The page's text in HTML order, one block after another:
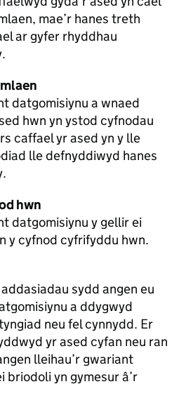
mae’r hanes treth
ar gyfer rhyddhau
datgomisiynu a wnaed
hwn yn ystod cyfnodau
caffael yr ased yn y lle
lle defnyddiwyd hanes
hwn
datgomisiynu y gellir ei
y cyfnod cyfrifyddu hwn.
sydd angen eu
a ddygwyd
neu fel cynnydd. Er
yr ased cyfan neu ran
lleihau’r gwariant
briodoli yn gymesur â’r